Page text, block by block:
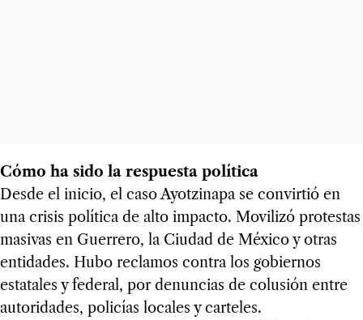
Cómo ha sido la respuesta política
Desde el inicio, el caso Ayotzinapa se convirtió en
una crisis política de alto impacto. Movilizó protestas
masivas en Guerrero, la Ciudad de México y otras
entidades. Hubo reclamos contra los gobiernos
estatales y federal, por denuncias de colusión entre
autoridades, policías locales y carteles.